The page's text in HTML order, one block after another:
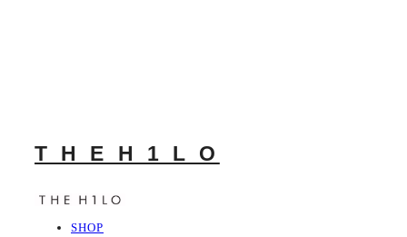
T H E H 1 L O
SHOP